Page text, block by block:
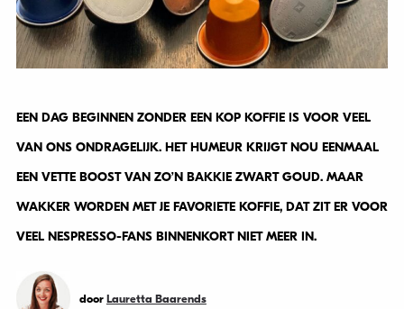
EEN DAG BEGINNEN ZONDER EEN KOP KOFFIE IS VOOR VEEL
VAN ONS ONDRAGELIJK. HET HUMEUR KRIJGT NOU EENMAAL
EEN VETTE BOOST VAN ZO’N BAKKIE ZWART GOUD. MAAR
WAKKER WORDEN MET JE FAVORIETE KOFFIE, DAT ZIT ER VOOR
VEEL NESPRESSO-FANS BINNENKORT NIET MEER IN.
door Lauretta Baarends